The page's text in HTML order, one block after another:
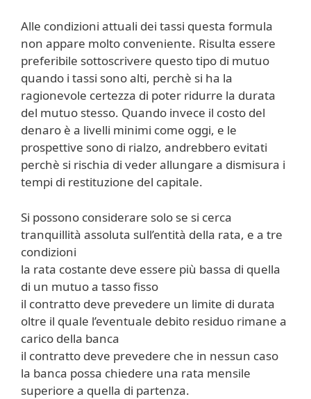
Alle condizioni attuali dei tassi questa formula
non appare molto conveniente. Risulta essere
preferibile sottoscrivere questo tipo di mutuo
quando i tassi sono alti, perchè si ha la
ragionevole certezza di poter ridurre la durata
del mutuo stesso. Quando invece il costo del
denaro è a livelli minimi come oggi, e le
prospettive sono di rialzo, andrebbero evitati
perchè si rischia di veder allungare a dismisura i
tempi di restituzione del capitale.
Si possono considerare solo se si cerca
tranquillità assoluta sull’entità della rata, e a tre
condizioni
la rata costante deve essere più bassa di quella
di un mutuo a tasso fisso
il contratto deve prevedere un limite di durata
oltre il quale l’eventuale debito residuo rimane a
carico della banca
il contratto deve prevedere che in nessun caso
la banca possa chiedere una rata mensile
superiore a quella di partenza.